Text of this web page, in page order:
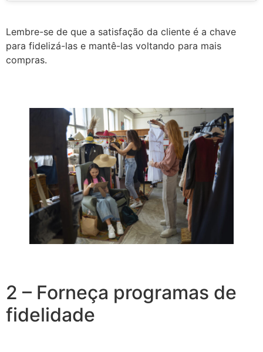
Lembre-se de que a satisfação da cliente é a chave
para fidelizá-las e mantê-las voltando para mais
compras.
2 – Forneça programas de
fidelidade